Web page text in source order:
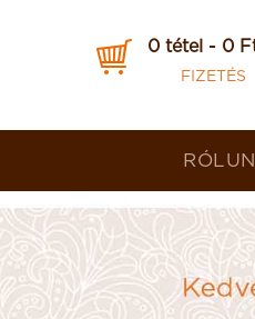
0 tétel - 0
FIZETÉS